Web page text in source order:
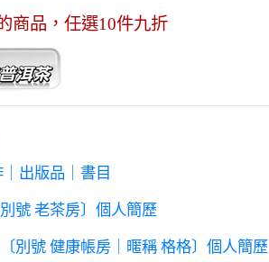
商品，任選10件九折
出版品｜書目
號 老茶房〕個人簡歷
別號 健康帳房｜暱稱 格格〕個人簡歷